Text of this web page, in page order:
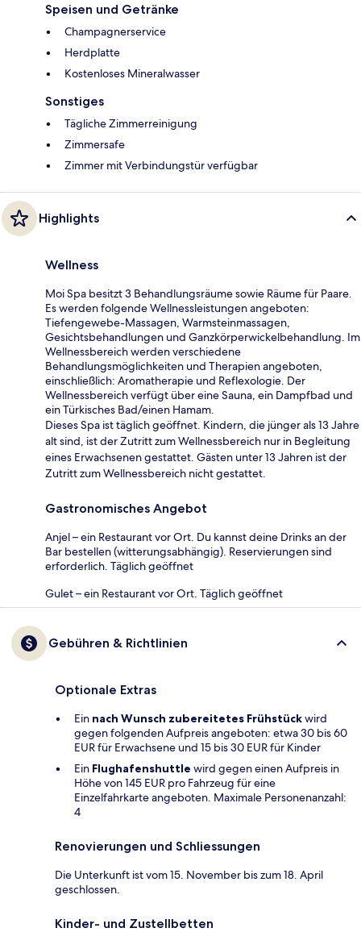
Speisen und Getränke
Champagnerservice
Herdplatte
Kostenloses Mineralwasser
Sonstiges
Tägliche Zimmerreinigung
Zimmersafe
Zimmer mit Verbindungstür verfügbar
Highlights
Wellness
Moi Spa besitzt 3 Behandlungsräume sowie Räume für Paare.
Es werden folgende Wellnessleistungen angeboten:
Tiefengewebe-Massagen, Warmsteinmassagen,
Gesichtsbehandlungen und Ganzkörperwickelbehandlung. Im
Wellnessbereich werden verschiedene
Behandlungsmöglichkeiten und Therapien angeboten,
einschließlich: Aromatherapie und Reflexologie. Der
Wellnessbereich verfügt über eine Sauna, ein Dampfbad und
ein Türkisches Bad/einen Hamam.
Dieses Spa ist täglich geöffnet. Kindern, die jünger als 13 Jahre
alt sind, ist der Zutritt zum Wellnessbereich nur in Begleitung
eines Erwachsenen gestattet. Gästen unter 13 Jahren ist der
Zutritt zum Wellnessbereich nicht gestattet.
Gastronomisches Angebot
Anjel – ein Restaurant vor Ort. Du kannst deine Drinks an der
Bar bestellen (witterungsabhängig). Reservierungen sind
erforderlich. Täglich geöffnet
Gulet – ein Restaurant vor Ort. Täglich geöffnet
Gebühren & Richtlinien
Optionale Extras
Ein nach Wunsch zubereitetes Frühstückwird
gegen folgenden Aufpreis angeboten: etwa 30 bis 60
EUR für Erwachsene und 15 bis 30 EUR für Kinder
Ein Flughafenshuttle wird gegen einen Aufpreis in
Höhe von 145 EUR pro Fahrzeug für eine
Einzelfahrkarte angeboten. Maximale Personenanzahl:
4
Renovierungen und Schliessungen
Die Unterkunft ist vom 15. November bis zum 18. April
geschlossen.
Kinder- und Zustellbetten